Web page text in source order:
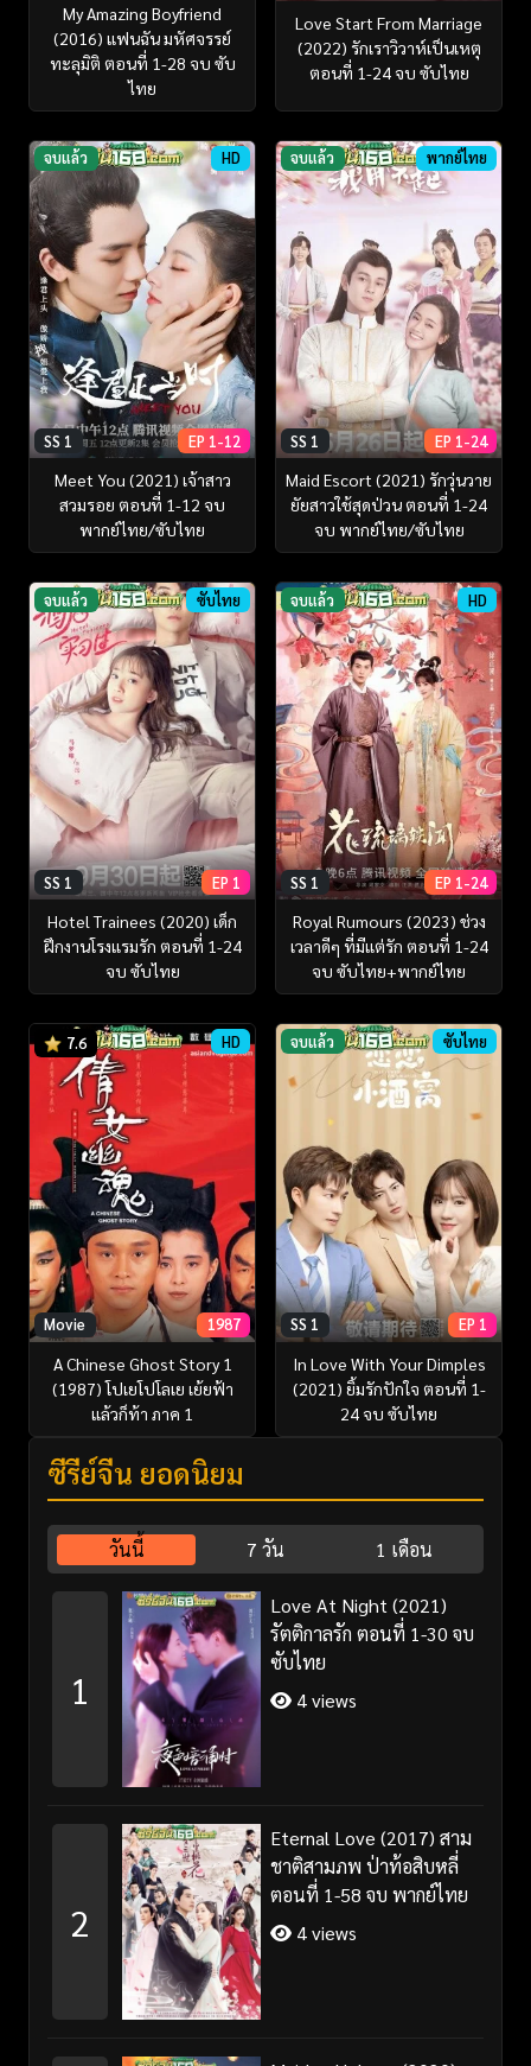
My Amazing Boyfriend
(2016) แฟนฉัน มหัศจรรย์
ทะลุมิติ ตอนที่ 1-28 จบ ซับ
ไทย
Love Start From Marriage
(2022) รักเราวิวาห์เป็นเหตุ
ตอนที่ 1-24 จบ ซับไทย
จบแล้ว HD
SS 1 EP 1-12
Meet You (2021) เจ้าสาว
สวมรอย ตอนที่ 1-12 จบ
พากย์ไทย/ซับไทย
จบแล้ว พากย์ไทย
SS 1 EP 1-24
Maid Escort (2021) รักวุ่นวาย
ยัยสาวใช้สุดป่วน ตอนที่ 1-24
จบ พากย์ไทย/ซับไทย
จบแล้ว ซับไทย
SS 1 EP 1
Hotel Trainees (2020) เด็ก
ฝึกงานโรงแรมรัก ตอนที่ 1-24
จบ ซับไทย
จบแล้ว HD
SS 1 EP 1-24
Royal Rumours (2023) ช่วง
เวลาดีๆ ที่มีแต่รัก ตอนที่ 1-24
จบ ซับไทย+พากย์ไทย
7.6 HD
Movie 1987
A Chinese Ghost Story 1
(1987) โปเยโปโลเย เย้ยฟ้า
แล้วก็ท้า ภาค 1
จบแล้ว ซับไทย
SS 1 EP 1
In Love With Your Dimples
(2021) ยิ้มรักปักใจ ตอนที่ 1-
24 จบ ซับไทย
ซีรี่ย์จีน ยอดนิยม
วันนี้ 7 วัน 1 เดือน
1
Love At Night (2021)
รัตติกาลรัก ตอนที่ 1-30 จบ
ซับไทย
4 views
2
Eternal Love (2017) สาม
ชาติสามภพ ป่าท้อสิบหลี่
ตอนที่ 1-58 จบ พากย์ไทย
4 views